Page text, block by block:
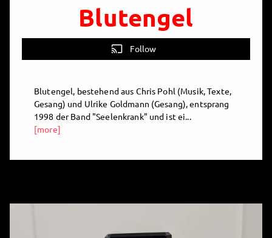
Blutengel
cast Follow
Blutengel, bestehend aus Chris Pohl (Musik, Texte,
Gesang) und Ulrike Goldmann (Gesang), entsprang
1998 der Band "Seelenkrank" und ist ei...
[more]